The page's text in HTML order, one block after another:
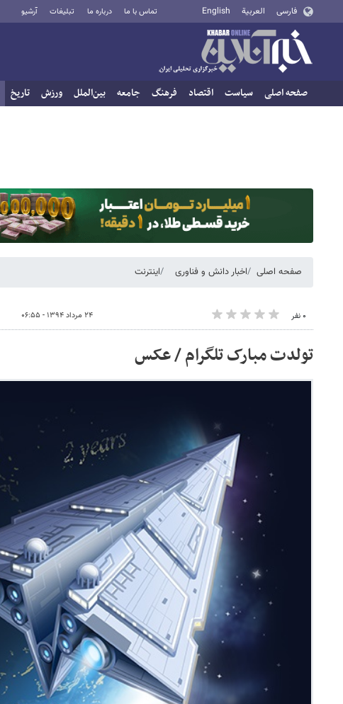
فارسی العربية English تماس با ما درباره ما تبلیغات آرشیو
صفحه اصلی سیاست اقتصاد فرهنگ جامعه بین‌الملل ورزش تاریخ
صفحه اصلی اخبار دانش و فناوری اینترنت
۰ نفر ۲۴ مرداد ۱۳۹۴ - ۰۶:۵۵
تولدت مبارک تلگرام / عکس